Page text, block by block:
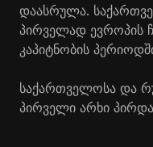
დაასრულა.
პირველად ევროპის
კაპიტნობის
საქართველოსა და
პირველი არხი